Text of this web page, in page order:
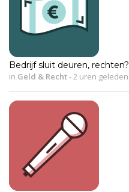
Bedrijf sluit deuren, rechten?
in Geld & Recht- 2 uren geleden